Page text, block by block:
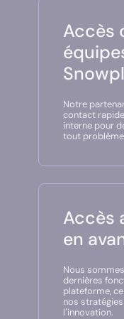
Accès
Notre
contact
interne pour
tout
Accès
en
Nous
dernières
plateforme,
nos
l’innovation.